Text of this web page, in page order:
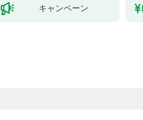
キャンペーン